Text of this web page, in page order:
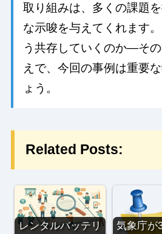
取り組みは、多くの課題
な示唆を与えてくれます
う共存していくのか—そ
えで、今回の事例は重要
ょう。
Related Posts:
レンタルバッテリ 気象庁が